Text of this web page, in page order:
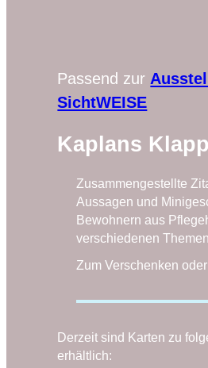
Passend zur
SichtWEISE
Kaplans
Zusammengestellte
Aussagen und
Bewohnern aus
verschiedenen
Zum Verschenken
Derzeit sind Karten zu
erhältlich: